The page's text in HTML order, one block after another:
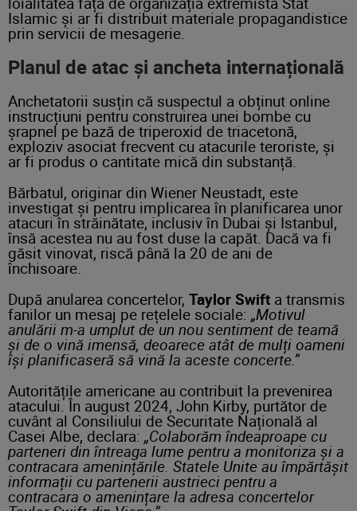
Islamic și ar fi distribuit materiale propagandistice
prin servicii de mesagerie.
Planul de atac și ancheta internațională
Anchetatorii susțin că suspectul a obținut online
instrucțiuni pentru construirea unei bombe cu
șrapnel pe bază de triperoxid de triacetonă,
exploziv asociat frecvent cu atacurile teroriste, și
ar fi produs o cantitate mică din substanță.
Bărbatul, originar din Wiener Neustadt, este
investigat și pentru implicarea în planificarea unor
atacuri în străinătate, inclusiv în Dubai și Istanbul,
însă acestea nu au fost duse la capăt. Dacă va fi
găsit vinovat, riscă până la 20 de ani de
închisoare.
După anularea concertelor, Taylor Swift a transmis
fanilor un mesaj pe rețelele sociale: „Motivul
anulării m-a umplut de un nou sentiment de teamă
și de o vină imensă, deoarece atât de mulți oameni
își planificaseră să vină la aceste concerte.”
Autoritățile americane au contribuit la prevenirea
atacului. În august 2024, John Kirby, purtător de
cuvânt al Consiliului de Securitate Națională al
Casei Albe, declara: „Colaborăm îndeaproape cu
parteneri din întreaga lume pentru a monitoriza și a
contracara amenințările. Statele Unite au împărtășit
informații cu partenerii austrieci pentru a
contracara o amenințare la adresa concertelor